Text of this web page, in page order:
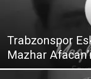
Trabzonspor
Mazhar